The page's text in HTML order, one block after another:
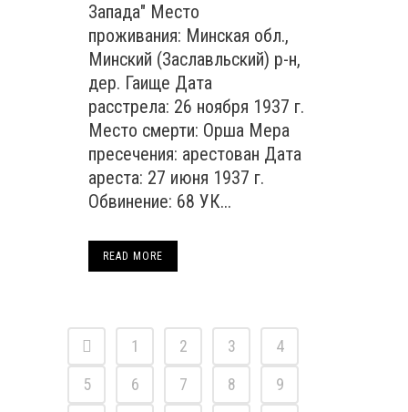
Запада" Место
проживания: Минская обл.,
Минский (Заславльский) р-н,
дер. Гаище Дата
расстрела: 26 ноября 1937 г.
Место смерти: Орша Мера
пресечения: арестован Дата
ареста: 27 июня 1937 г.
Обвинение: 68 УК...
READ MORE
1 2 3
4
5
6 7 8
9